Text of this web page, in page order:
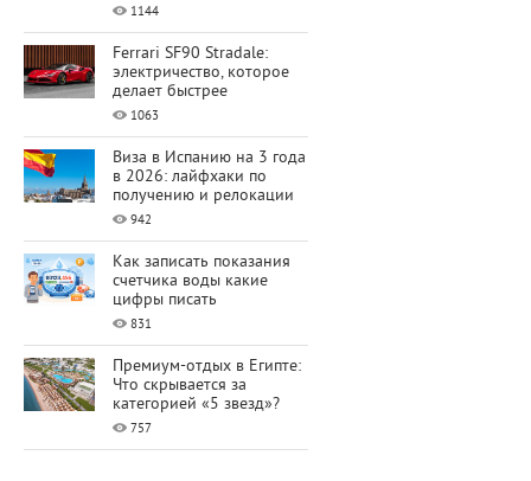
1144
Ferrari SF90 Stradale:
электричество, которое
делает быстрее
1063
Виза в Испанию на 3 года
в 2026: лайфхаки по
получению и релокации
942
Как записать показания
счетчика воды какие
цифры писать
831
Премиум-отдых в Египте:
Что скрывается за
категорией «5 звезд»?
757